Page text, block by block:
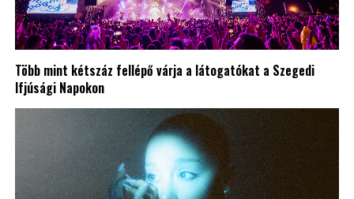
Több mint kétszáz fellépő várja a látogatókat a Szegedi
Ifjúsági Napokon